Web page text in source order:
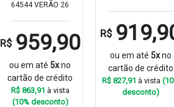
64544 VERÃO 26
R$ 959,90
ou em até5xno
cartão de crédito
R$ 863,91 à vista
(10% desconto)
R$
ou em até 5xno
cartão de crédito
R$ 827,91 à vista
desconto)